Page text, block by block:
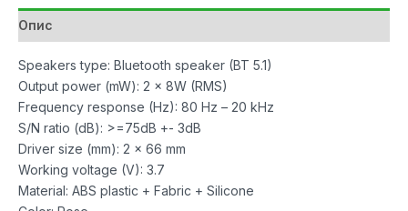
количина
Опис
Speakers type: Bluetooth speaker (BT 5.1)
Output power (mW): 2 x 8W (RMS)
Frequency response (Hz): 80 Hz – 20 kHz
S/N ratio (dB): >=75dB +- 3dB
Driver size (mm): 2 x 66 mm
Working voltage (V): 3.7
Material: ABS plastic + Fabric + Silicone